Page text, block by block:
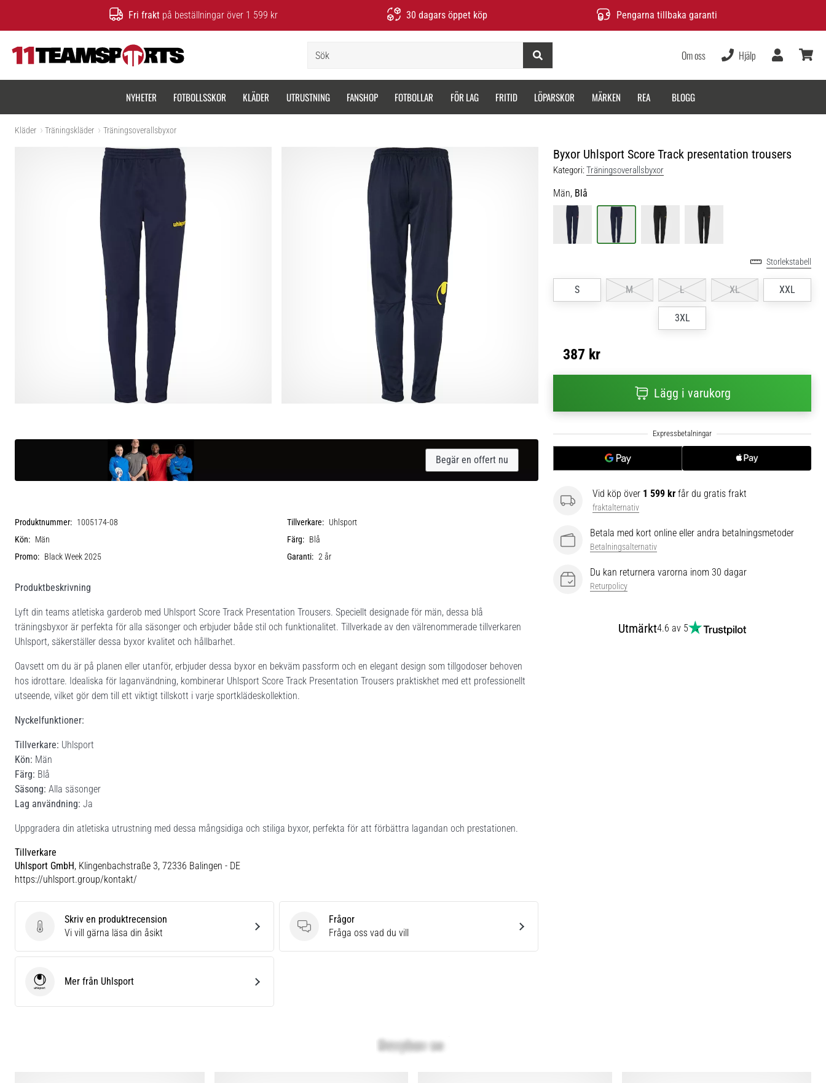
Fri frakt på beställningar över 1 599 kr 30 dagars öppet köp Pengarna tillbaka garanti
Om oss Hjälp
NYHETER FOTBOLLSSKOR KLÄDER UTRUSTNING FANSHOP FOTBOLLAR FÖR LAG FRITID LÖPARSKOR MÄRKEN REA BLOGG
Kläder Träningskläder Träningsoverallsbyxor
Byxor Uhlsport Score Track presentation trousers
Kategori:Träningsoverallsbyxor
Män, Blå
Storlekstabell
S M L XL XXL
3XL
387 kr
Lägg i varukorg
Vid köp över 1 599 kr får du gratis frakt
fraktalternativ
Betala med kort online eller andra betalningsmetoder
Betalningsalternativ
Du kan returnera varorna inom 30 dagar
Returpolicy
Utmärkt4.6 av 5
Begär en offert nu
Produktnummer: 1005174-08 Tillverkare: Uhlsport
Kön: Män Färg: Blå
Promo: Black Week 2025 Garanti: 2 år
Produktbeskrivning
Lyft din teams atletiska garderob med Uhlsport Score Track Presentation Trousers. Speciellt designade för män, dessa blå
träningsbyxor är perfekta för alla säsonger och erbjuder både stil och funktionalitet. Tillverkade av den välrenommerade tillverkaren
Uhlsport, säkerställer dessa byxor kvalitet och hållbarhet.
Oavsett om du är på planen eller utanför, erbjuder dessa byxor en bekväm passform och en elegant design som tillgodoser behoven
hos idrottare. Idealiska för laganvändning, kombinerar Uhlsport Score Track Presentation Trousers praktiskhet med ett professionellt
utseende, vilket gör dem till ett viktigt tillskott i varje sportklädeskollektion.
Nyckelfunktioner:
Tillverkare: Uhlsport
Kön: Män
Färg: Blå
Säsong: Alla säsonger
Lag användning: Ja
Uppgradera din atletiska utrustning med dessa mångsidiga och stiliga byxor, perfekta för att förbättra lagandan och prestationen.
Tillverkare
Uhlsport GmbH, Klingenbachstraße 3, 72336 Balingen - DE
https://uhlsport.group/kontakt/
Skriv en produktrecension
Skriv en produktrecension
Vi vill gärna läsa din åsikt
Frågor
Frågor
Fråga oss vad du vill
UhlsportMer från Uhlsport